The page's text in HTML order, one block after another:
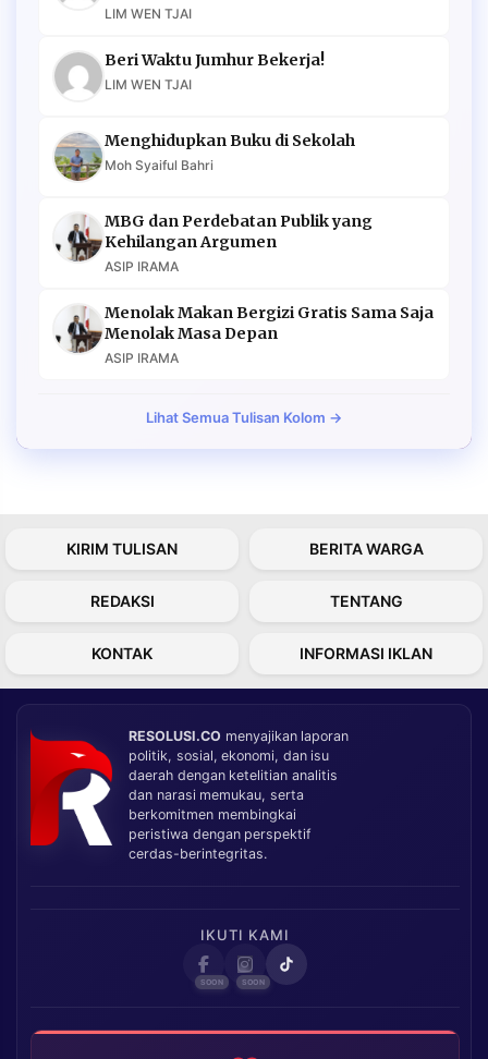
LIM WEN TJAI
Beri Waktu Jumhur Bekerja!
LIM WEN TJAI
Menghidupkan Buku di Sekolah
Moh Syaiful Bahri
MBG dan Perdebatan Publik yang
Kehilangan Argumen
ASIP IRAMA
Menolak Makan Bergizi Gratis Sama Saja
Menolak Masa Depan
ASIP IRAMA
Lihat Semua Tulisan Kolom →
KIRIM TULISAN BERITA WARGA
REDAKSI TENTANG
KONTAK INFORMASI IKLAN
RESOLUSI.CO menyajikan laporan
politik, sosial, ekonomi, dan isu
daerah dengan ketelitian analitis
dan narasi memukau, serta
berkomitmen membingkai
peristiwa dengan perspektif
cerdas-berintegritas.
IKUTI KAMI